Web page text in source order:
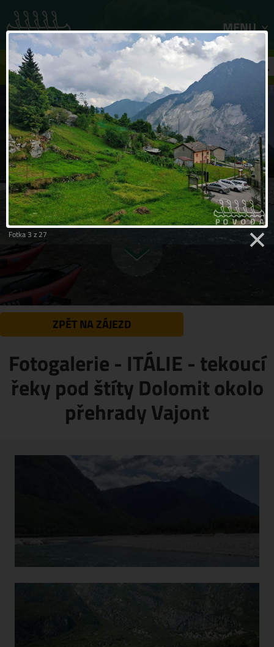
MENU
FILTR ZÁJEZDŮ
ZPĚT NA ZÁJEZD
Fotogalerie - ITÁLIE - tekoucí
řeky pod štíty Dolomit okolo
přehrady Vajont
Fotka 3 z 27